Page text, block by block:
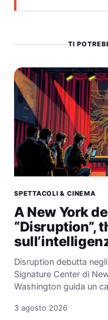
TI
SPETTACOLI & CINEMA
A New York
“Disruption”,
Disruption debutta
Signature Center di
Washington guida un
3 agosto 2026